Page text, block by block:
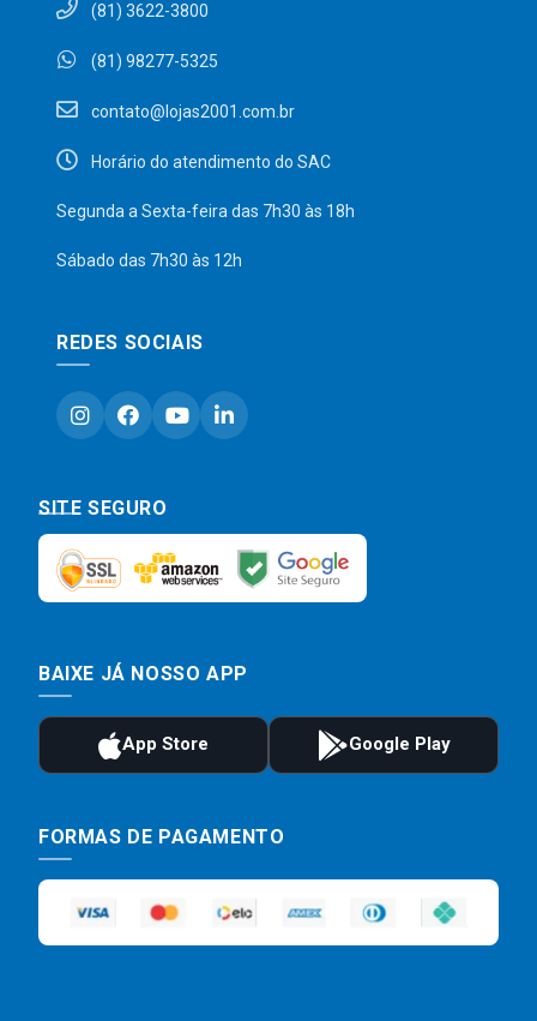
(81) 3622-3800
(81) 98277-5325
contato@lojas2001.com.br
Horário do atendimento do SAC
Segunda a Sexta-feira das 7h30 às 18h
Sábado das 7h30 às 12h
REDES SOCIAIS
SITE SEGURO
BAIXE JÁ NOSSO APP
FORMAS DE PAGAMENTO